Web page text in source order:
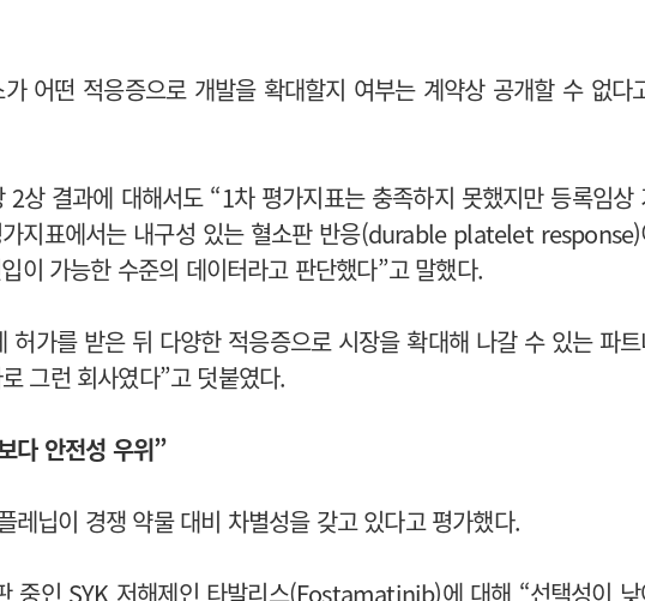
어떤 적응증으로 개발을 확대할지 여부는 계약상 공개할 수 없다
상 결과에 대해서도 “1차 평가지표는 충족하지 못했지만 등록임상
지표에서는 내구성 있는 혈소판 반응(durable platelet
이 가능한 수준의 데이터라고 판단했다”고 말했다.
허가를 받은 뒤 다양한 적응증으로 시장을 확대해 나갈 수 있는 파
그런 회사였다”고 덧붙였다.
다 안전성 우위”
레닙이 경쟁 약물 대비 차별성을 갖고 있다고 평가했다.
중인 SYK 저해제인 타발리스(Fostamatinib)에 대해 “선택성이